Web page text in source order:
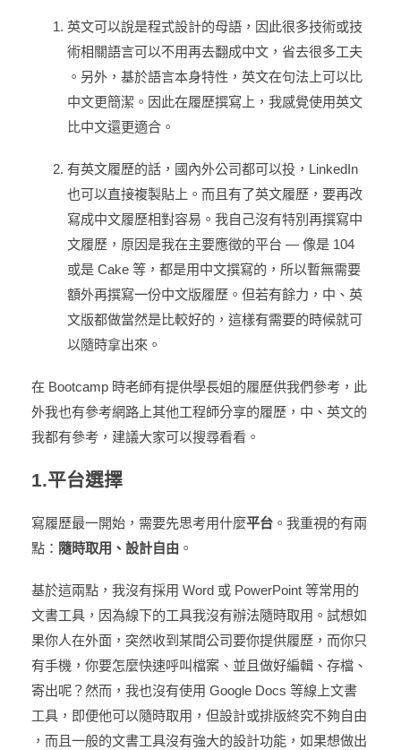
英文可以說是程式設計的母語，因此很多技術或技
術相關語言可以不用再去翻成中文，省去很多工夫
。另外，基於語言本身特性，英文在句法上可以比
中文更簡潔。因此在履歷撰寫上，我感覺使用英文
比中文還更適合。
有英文履歷的話，國內外公司都可以投，LinkedIn
也可以直接複製貼上。而且有了英文履歷，要再改
寫成中文履歷相對容易。我自己沒有特別再撰寫中
文履歷，原因是我在主要應徵的平台 — 像是 104
或是 Cake 等，都是用中文撰寫的，所以暫無需要
額外再撰寫一份中文版履歷。但若有餘力，中、英
文版都做當然是比較好的，這樣有需要的時候就可
以隨時拿出來。
在 Bootcamp 時老師有提供學長姐的履歷供我們參考，此
外我也有參考網路上其他工程師分享的履歷，中、英文的
我都有參考，建議大家可以搜尋看看。
1.平台選擇
寫履歷最一開始，需要先思考用什麼平台 。我重視的有兩
點： 隨時取用、設計自由 。
基於這兩點，我沒有採用 Word 或 PowerPoint 等常用的
文書工具，因為線下的工具我沒有辦法隨時取用。試想如
果你人在外面，突然收到某間公司要你提供履歷，而你只
有手機，你要怎麼快速呼叫檔案、並且做好編輯、存檔、
寄出呢？然而，我也沒有使用 Google Docs 等線上文書
工具，即便他可以隨時取用，但設計或排版終究不夠自由
，而且一般的文書工具沒有強大的設計功能，如果想做出